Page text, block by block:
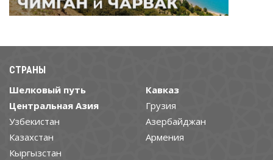
СТРАНЫ
Шелковый путь
Центральная Азия
Узбекистан
Казахстан
Кыргызстан
Кавказ
Грузия
Азербайджан
Армения